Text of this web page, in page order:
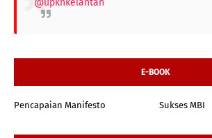
E-BOOK
Pencapaian Manifesto Sukses MBI